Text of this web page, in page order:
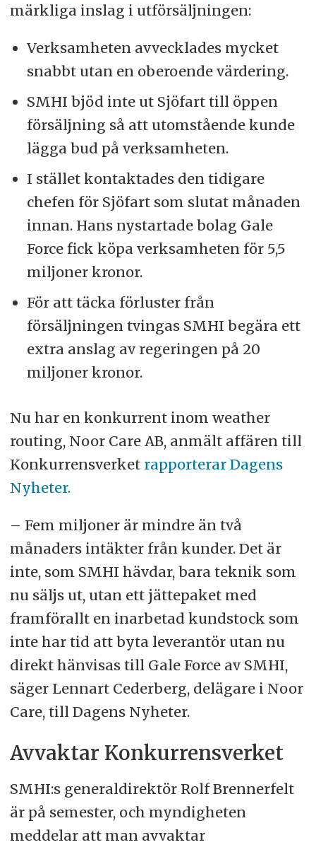
märkliga inslag i utförsäljningen:
Verksamheten avvecklades mycket
snabbt utan en oberoende värdering.
SMHI bjöd inte ut Sjöfart till öppen
försäljning så att utomstående kunde
lägga bud på verksamheten.
I stället kontaktades den tidigare
chefen för Sjöfart som slutat månaden
innan. Hans nystartade bolag Gale
Force fick köpa verksamheten för 5,5
miljoner kronor.
För att täcka förluster från
försäljningen tvingas SMHI begära ett
extra anslag av regeringen på 20
miljoner kronor.
Nu har en konkurrent inom weather
routing, Noor Care AB, anmält affären till
Konkurrensverket rapporterar Dagens
Nyheter.
– Fem miljoner är mindre än två
månaders intäkter från kunder. Det är
inte, som SMHI hävdar, bara teknik som
nu säljs ut, utan ett jättepaket med
framförallt en inarbetad kundstock som
inte har tid att byta leverantör utan nu
direkt hänvisas till Gale Force av SMHI,
säger Lennart Cederberg, delägare i Noor
Care, till Dagens Nyheter.
Avvaktar Konkurrensverket
SMHI:s generaldirektör Rolf Brennerfelt
är på semester, och myndigheten
meddelar att man avvaktar